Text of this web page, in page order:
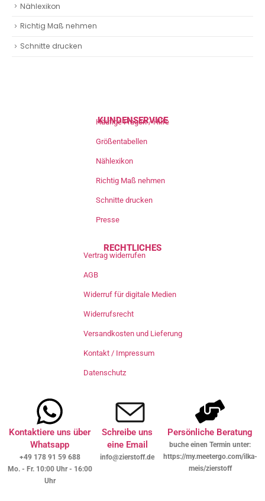
Nählexikon
Richtig Maß nehmen
Schnitte drucken
KUNDENSERVICE
Häufige Fragen / Hilfe
Größentabellen
Nählexikon
Richtig Maß nehmen
Schnitte drucken
Presse
RECHTLICHES
Vertrag widerrufen
AGB
Widerruf für digitale Medien
Widerrufsrecht
Versandkosten und Lieferung
Kontakt / Impressum
Datenschutz
Kontaktiere uns über
Whatsapp
+49 178 91 59 688
Mo. - Fr. 10:00 Uhr - 16:00
Uhr
Schreibe uns
eine Email
info@zierstoff.de
Persönliche Beratung
buche einen Termin unter:
https://my.meetergo.com/ilka-
meis/zierstoff